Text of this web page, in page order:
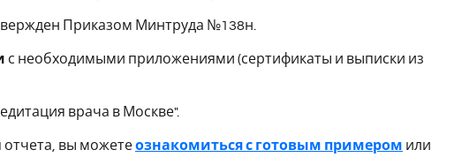
Приказом Минтруда №138н.
с необходимыми приложениями (сертификаты и выписки из
врача в Москве".
отчета, вы можетеознакомиться с готовым примером или